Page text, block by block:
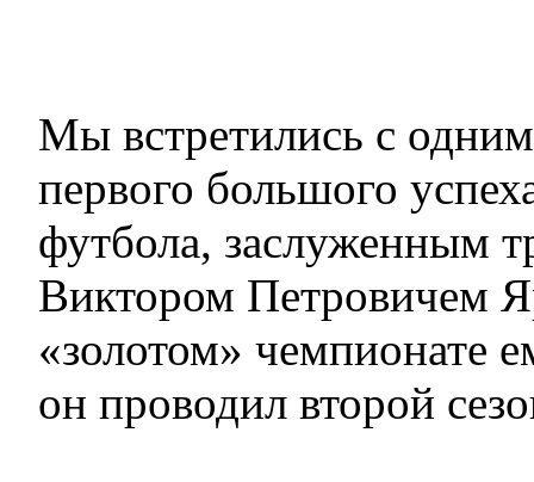
Мы встретились с
первого большого
футбола, заслуженным
Виктором Петровичем
«золотом» чемпионате
он проводил второй